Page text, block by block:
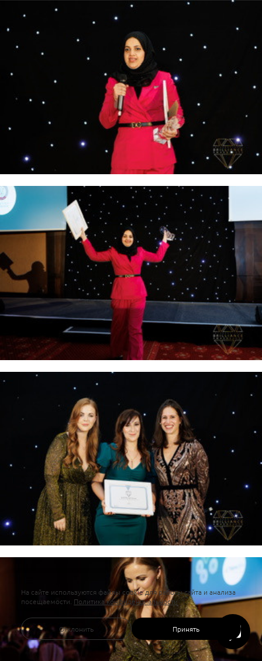
На сайте используются файлы cookie для работы сайта и анализа
посещаемости. Политика конфиденциальности
Отклонить Принять